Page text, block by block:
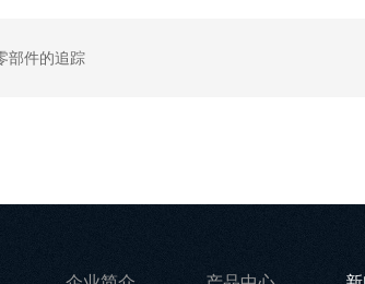
部件的追踪